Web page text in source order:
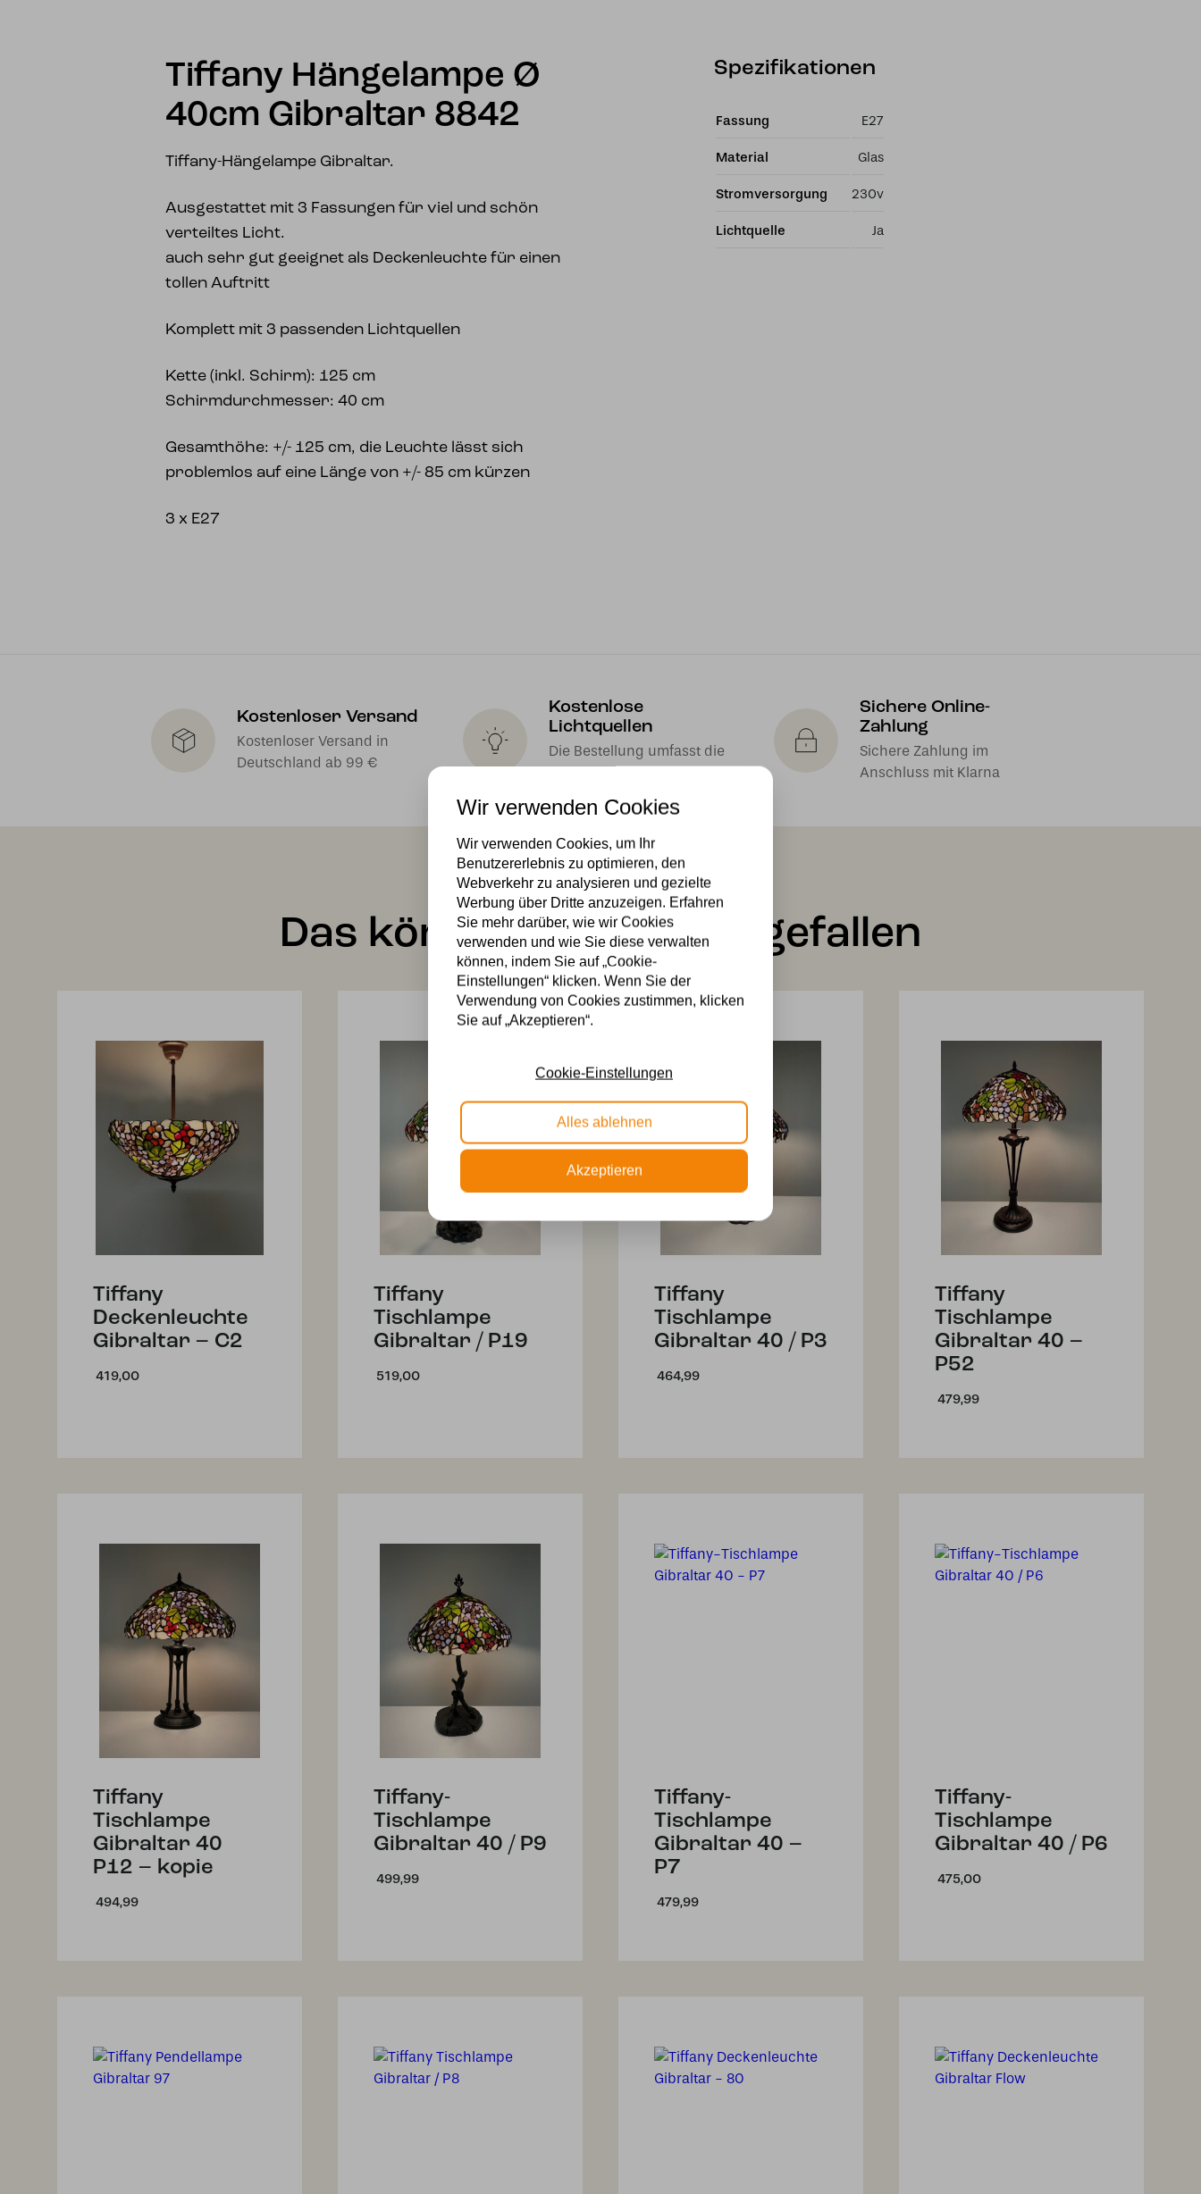
Tiffany Hängelampe Ø
40cm Gibraltar 8842
Tiffany-Hängelampe Gibraltar.
Ausgestattet mit 3 Fassungen für viel und schön
verteiltes Licht.
auch sehr gut geeignet als Deckenleuchte für einen
tollen Auftritt
Komplett mit 3 passenden Lichtquellen
Kette (inkl. Schirm): 125 cm
Schirmdurchmesser: 40 cm
Gesamthöhe: +/- 125 cm, die Leuchte lässt sich
problemlos auf eine Länge von +/- 85 cm kürzen
3 x E27
Spezifikationen
Fassung E27
Material Glas
Stromversorgung 230v
Lichtquelle Ja
Kostenloser Versand
Kostenloser Versand in
Deutschland ab 99 €
Kostenlose
Lichtquellen
Die Bestellung umfasst die
Lichtquelle
Sichere Online-
Zahlung
Sichere Zahlung im
Anschluss mit Klarna
Das könnte Ihnen auch gefallen
Tiffany
Deckenleuchte
Gibraltar – C2
419,00
Tiffany
Tischlampe
Gibraltar / P19
519,00
Tiffany
Tischlampe
Gibraltar 40 / P3
464,99
Tiffany
Tischlampe
Gibraltar 40 –
P52
479,99
Tiffany
Tischlampe
Gibraltar 40
P12 – kopie
494,99
Tiffany-
Tischlampe
Gibraltar 40 / P9
499,99
Tiffany-
Tischlampe
Gibraltar 40 –
P7
479,99
Tiffany-
Tischlampe
Gibraltar 40 / P6
475,00
Wir verwenden Cookies
Wir verwenden Cookies, um Ihr
Benutzererlebnis zu optimieren, den
Webverkehr zu analysieren und gezielte
Werbung über Dritte anzuzeigen. Erfahren
Sie mehr darüber, wie wir Cookies
verwenden und wie Sie diese verwalten
können, indem Sie auf „Cookie-
Einstellungen“ klicken. Wenn Sie der
Verwendung von Cookies zustimmen, klicken
Sie auf „Akzeptieren“.
Cookie-Einstellungen
Alles ablehnen
Akzeptieren